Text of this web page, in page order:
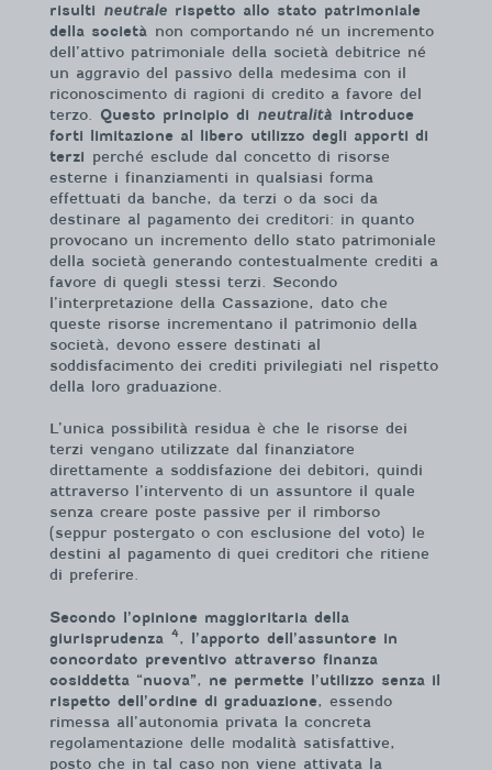
risulti neutrale rispetto allo stato patrimoniale
della società non comportando né un incremento
dell’attivo patrimoniale della società debitrice né
un aggravio del passivo della medesima con il
riconoscimento di ragioni di credito a favore del
terzo. Questo principio di neutralità introduce
forti limitazione al libero utilizzo degli apporti di
terzi perché esclude dal concetto di risorse
esterne i finanziamenti in qualsiasi forma
effettuati da banche, da terzi o da soci da
destinare al pagamento dei creditori: in quanto
provocano un incremento dello stato patrimoniale
della società generando contestualmente crediti a
favore di quegli stessi terzi. Secondo
l’interpretazione della Cassazione, dato che
queste risorse incrementano il patrimonio della
società, devono essere destinati al
soddisfacimento dei crediti privilegiati nel rispetto
della loro graduazione.
L’unica possibilità residua è che le risorse dei
terzi vengano utilizzate dal finanziatore
direttamente a soddisfazione dei debitori, quindi
attraverso l’intervento di un assuntore il quale
senza creare poste passive per il rimborso
(seppur postergato o con esclusione del voto) le
destini al pagamento di quei creditori che ritiene
di preferire.
Secondo l’opinione maggioritaria della
giurisprudenza
4, l’apporto dell’assuntore in
concordato preventivo attraverso finanza
cosiddetta “nuova”, ne permette l’utilizzo senza il
rispetto dell’ordine di graduazione, essendo
rimessa all’autonomia privata la concreta
regolamentazione delle modalità satisfattive,
posto che in tal caso non viene attivata la